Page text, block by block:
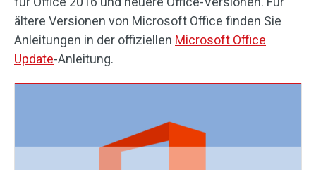
ältere Versionen von Microsoft Office finden Sie
Anleitungen in der offiziellen Microsoft Office
Update-Anleitung.